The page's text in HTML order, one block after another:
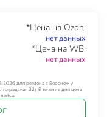
*Цена на Ozon:
нет данных
*Цена на WB:
нет данных
для региона г. Воронеж у
32). В течение дня цена